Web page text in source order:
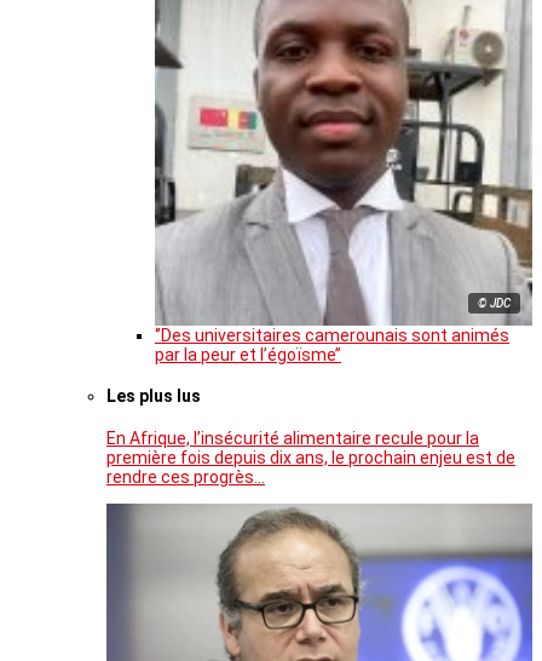
© JDC
‘’Des universitaires camerounais sont animés
par la peur et l’égoïsme’’
Les plus lus
En Afrique, l’insécurité alimentaire recule pour la
première fois depuis dix ans, le prochain enjeu est de
rendre ces progrès…